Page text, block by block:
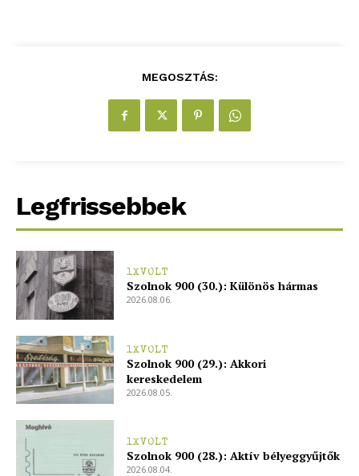
MEGOSZTÁS:
Legfrissebbek
1XVOLT
Szolnok 900 (30.): Különös hármas
2026.08.06.
1XVOLT
Szolnok 900 (29.): Akkori
kereskedelem
2026.08.05.
1XVOLT
Szolnok 900 (28.): Aktív bélyeggyűjtők
2026.08.04.